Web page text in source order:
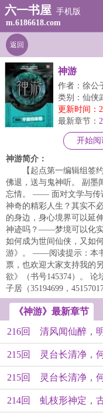
六一书屋 手机版
m.6186618.com
返回
神游
作者：徐公
类别：仙侠
更新时间：
最新章节：
完）
开始阅
神游简介：
【起点第一编辑组签
佛退，送与鬼神听。 副墨
忘情。 —— 面对文学与传
神奇的精彩人生？其实不
的身边，身心境界可以延
神迹吗？——梦境可以化实
如何成为世间仙侠，又如
游》。 ——阅读提示：本
票，也欢迎大家支持我的
欲》（书号145374）。 论
子居（35194699，
《神游》最新章节
216回 清风闻仙醉，
215回 灵台长清净，
215回 灵台长清净，
214回 虬枝形神定，